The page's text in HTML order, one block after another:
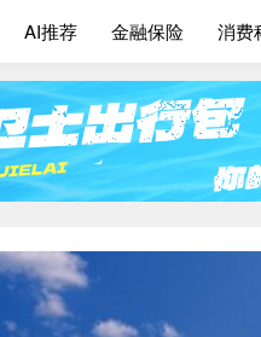
AI推荐 金融保险 消费